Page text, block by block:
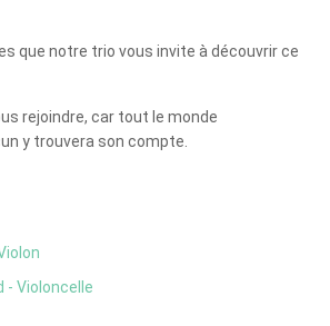
que notre trio vous invite à découvrir ce
rejoindre, car tout le monde
y trouvera son compte.
- Violoncelle